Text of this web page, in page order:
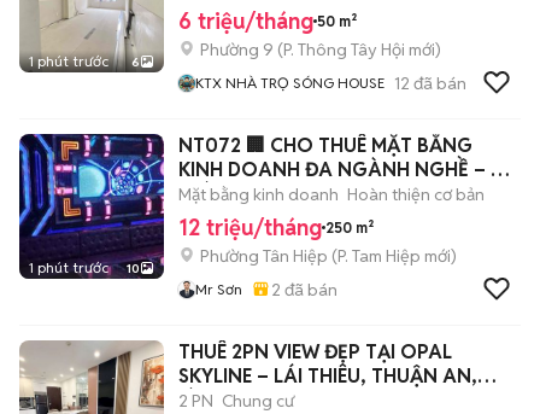
1 phút trước 6
6 triệu/tháng 50 m²
Phường 9 (P. Thông Tây Hội mới)
KTX NHÀ TRỌ SÓNG HOUSE 12 đã bán
1 phút trước 10
NT072 🏢 CHO THUÊ MẶT BẰNG
KINH DOANH ĐA NGÀNH NGHỀ – VỊ
TRÍ ĐẸP TRỤC Q
Mặt bằng kinh doanh Hoàn thiện cơ bản
12 triệu/tháng 250 m²
Phường Tân Hiệp (P. Tam Hiệp mới)
Mr Sơn 2 đã bán
THUÊ 2PN VIEW ĐẸP TẠI OPAL
SKYLINE – LÁI THIÊU, THUẬN AN,
BÌNH DƯƠNG
2 PN Chung cư